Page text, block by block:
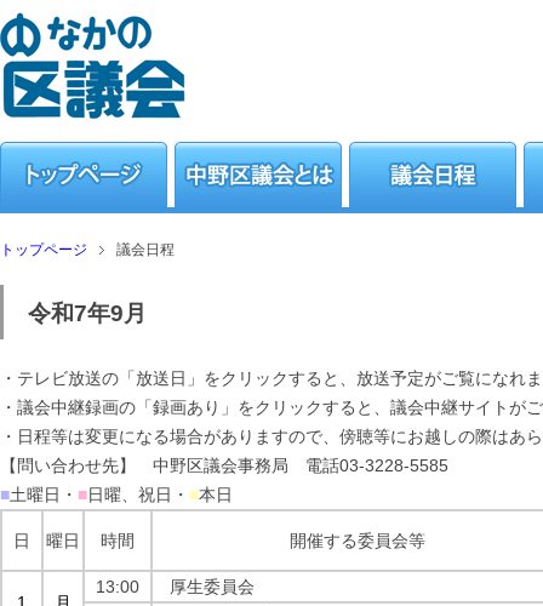
トップページ 議会日程
令和7年9月
・テレビ放送の「放送日」をクリックすると、放送予定がご覧になれ
・議会中継録画の「録画あり」をクリックすると、議会中継サイトが
・日程等は変更になる場合がありますので、傍聴等にお越しの際はあ
【問い合わせ先】 中野区議会事務局 電話03-3228-5585
■土曜日・ ■日曜、祝日・ ■本日
日 曜日 時間 開催する委員会等
13:00
厚生委員会